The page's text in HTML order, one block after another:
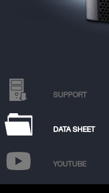
SUPPORT
DATA SHEET
YOUTUBE